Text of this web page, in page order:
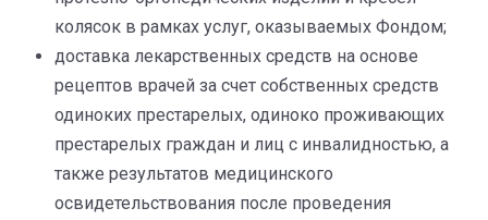
колясок в рамках услуг, оказываемых Фондом;
доставка лекарственных средств на основе
рецептов врачей за счет собственных средств
одиноких престарелых, одиноко проживающих
престарелых граждан и лиц с инвалидностью, а
также результатов медицинского
освидетельствования после проведения